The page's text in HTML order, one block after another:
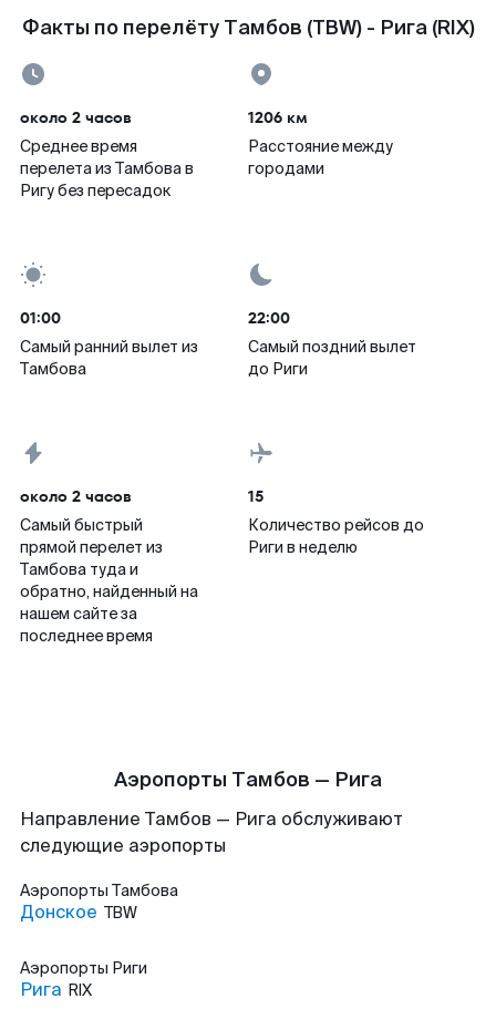
Факты по перелёту Тамбов (TBW) - Рига (RIX)
около 2 часов
Среднее время
перелета из Тамбова в
Ригу без пересадок
1206 км
Расстояние между
городами
01:00
Самый ранний вылет из
Тамбова
22:00
Самый поздний вылет
до Риги
около 2 часов
Самый быстрый
прямой перелет из
Тамбова туда и
обратно, найденный на
нашем сайте за
последнее время
15
Количество рейсов до
Риги в неделю
Аэропорты Тамбов — Рига
Направление Тамбов — Рига обслуживают
следующие аэропорты
Аэропорты Тамбова
Донское TBW
Аэропорты Риги
Рига RIX